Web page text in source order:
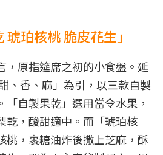
珀核桃 脆皮花生」
，原指筵席之初的小食盤。延
、香、麻」為引，以三款自製
自製果乾」選用當令水果，
乾，酸甜適中。而「琥珀核
桃，裹糖油炸後撒上芝麻，酥